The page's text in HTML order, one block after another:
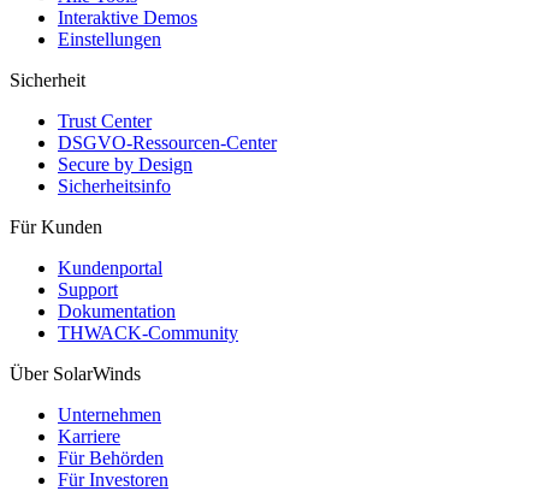
Interaktive Demos
Einstellungen
Sicherheit
Trust Center
DSGVO-Ressourcen-Center
Secure by Design
Sicherheitsinfo
Für Kunden
Kundenportal
Support
Dokumentation
THWACK-Community
Über SolarWinds
Unternehmen
Karriere
Für Behörden
Für Investoren